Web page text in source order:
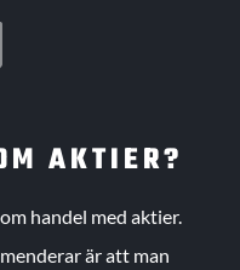
AKTIER?
handel med aktier.
är att man